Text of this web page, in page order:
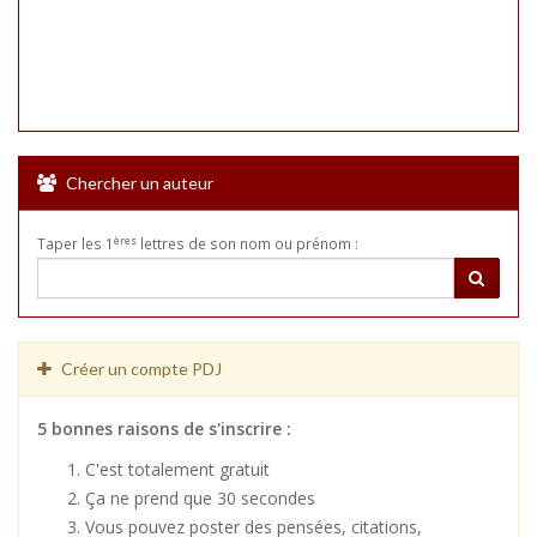
Chercher un auteur
Taper les 1 ères lettres de son nom ou prénom :
Créer un compte PDJ
5 bonnes raisons de s'inscrire :
C'est totalement gratuit
Ça ne prend que 30 secondes
Vous pouvez poster des pensées, citations,